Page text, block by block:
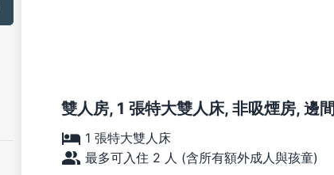
雙人房, 1 張特大雙人床, 非吸煙房, 邊間
1 張特大雙人床
最多可入住 2 人 (含所有額外成人與孩童)